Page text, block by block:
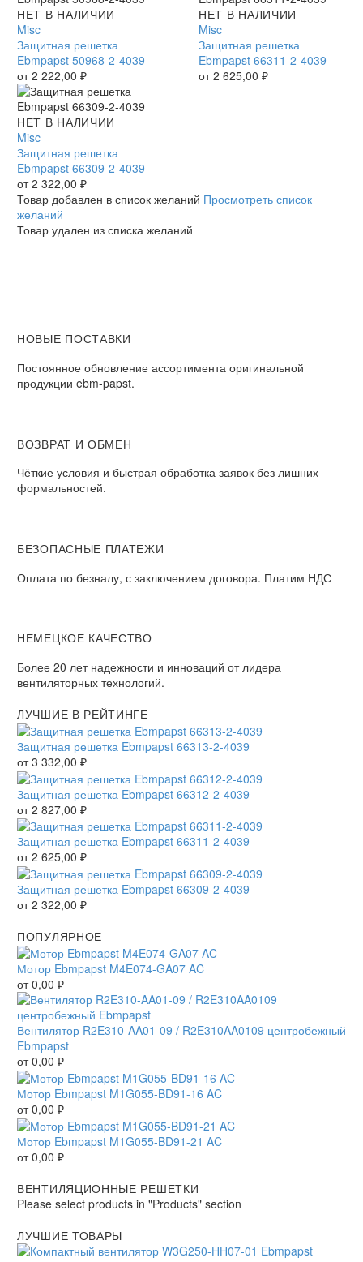
Защитная
решетка
Ebmpapst
50968-
2-
4039
НЕТ В НАЛИЧИИ
Misc
Защитная решетка
Ebmpapst 50968-2-4039
от2 222,00 ₽
Защитная
решетка
Ebmpapst
66311-
2-
НЕТ В НАЛИЧИИ
Misc
Защитная решетка
Ebmpapst 66311-2-4039
от2 625,00 ₽
Защитная
решетка
Ebmpapst
66309-
2-
4039
НЕТ В НАЛИЧИИ
Misc
Защитная решетка
Ebmpapst 66309-2-4039
от2 322,00 ₽
Товар добавлен в список желаний Просмотреть список
желаний
Товар удален из списка желаний
НОВЫЕ ПОСТАВКИ
Постоянное обновление ассортимента оригинальной
продукции ebm-papst.
ВОЗВРАТ И ОБМЕН
Чёткие условия и быстрая обработка заявок без лишних
формальностей.
БЕЗОПАСНЫЕ ПЛАТЕЖИ
Оплата по безналу, с заключением договора. Платим НДС
НЕМЕЦКОЕ КАЧЕСТВО
Более 20 лет надежности и инноваций от лидера
вентиляторных технологий.
ЛУЧШИЕ В РЕЙТИНГЕ
Защитная решетка Ebmpapst 66313-2-4039
от3 332,00 ₽
Защитная решетка Ebmpapst 66312-2-4039
от2 827,00 ₽
Защитная решетка Ebmpapst 66311-2-4039
от2 625,00 ₽
Защитная решетка Ebmpapst 66309-2-4039
от2 322,00 ₽
ПОПУЛЯРНОЕ
Мотор Ebmpapst M4E074-GA07 AC
от0,00 ₽
Вентилятор R2E310-AA01-09 / R2E310AA0109 центробежный
Ebmpapst
от0,00 ₽
Мотор Ebmpapst M1G055-BD91-16 AC
от0,00 ₽
Мотор Ebmpapst M1G055-BD91-21 AC
от0,00 ₽
ВЕНТИЛЯЦИОННЫЕ РЕШЕТКИ
Please select products in "Products" section
ЛУЧШИЕ ТОВАРЫ